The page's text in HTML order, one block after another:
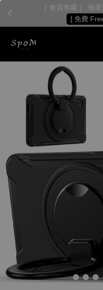
［ 會員專屬 ］ 每
[ 免費